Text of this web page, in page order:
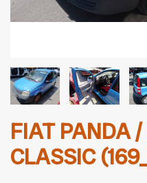
FIAT PANDA
CLASSIC